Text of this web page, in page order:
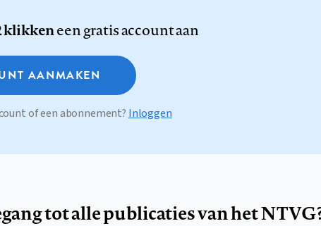
klikkeneen gratis account aan
AANMAKEN
of een abonnement? Inloggen
tot alle publicaties van het